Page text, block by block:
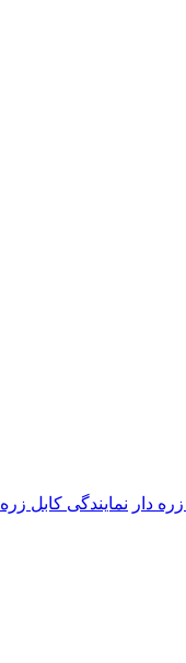
دار نمایندگی کابل زره